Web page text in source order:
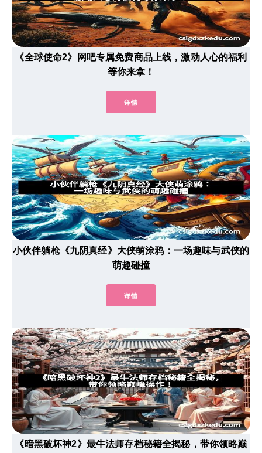
《全球使命2》网吧专属免费商品上线，激动人心的福利
等你来拿！
详情
小伙伴躺枪《九阴真经》大侠萌涂鸦：一场趣味与武侠的
萌趣碰撞
详情
《暗黑破坏神2》最牛法师存档秘籍全揭秘，带你领略巅